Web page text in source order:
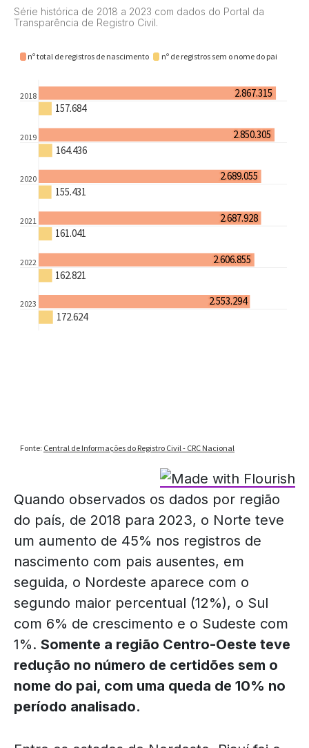
Série histórica de 2018 a 2023 com dados do Portal da
Transparência de Registro Civil.
Quando observados os dados por região
do país, de 2018 para 2023, o Norte teve
um aumento de 45% nos registros de
nascimento com pais ausentes, em
seguida, o Nordeste aparece com o
segundo maior percentual (12%), o Sul
com 6% de crescimento e o Sudeste com
1%. Somente a região Centro-Oeste teve
redução no número de certidões sem o
nome do pai, com uma queda de 10% no
período analisado.